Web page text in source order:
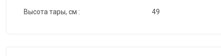
Высота тары, см : 49